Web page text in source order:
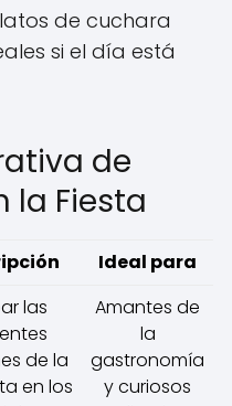
de cuchara
si el día está
de
la Fiesta
Ideal para
las
de la
en los
Amantes de
la
gastronomía
y curiosos